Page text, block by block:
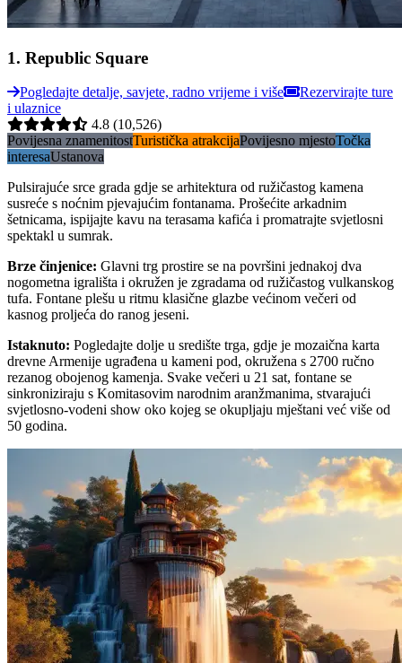
1. Republic Square
Pogledajte detalje, savjete, radno vrijeme i više
Rezervirajte ture
i ulaznice
4.8 (10,526)
Povijesna znamenitostTuristička atrakcijaPovijesno mjestoTočka
interesaUstanova
Pulsirajuće srce grada gdje se arhitektura od ružičastog kamena
susreće s noćnim pjevajućim fontanama. Prošećite arkadnim
šetnicama, ispijajte kavu na terasama kafića i promatrajte svjetlosni
spektakl u sumrak.
Brze činjenice: Glavni trg prostire se na površini jednakoj dva
nogometna igrališta i okružen je zgradama od ružičastog vulkanskog
tufa. Fontane plešu u ritmu klasične glazbe većinom večeri od
kasnog proljeća do ranog jeseni.
Istaknuto: Pogledajte dolje u središte trga, gdje je mozaična karta
drevne Armenije ugrađena u kameni pod, okružena s 2700 ručno
rezanog obojenog kamenja. Svake večeri u 21 sat, fontane se
sinkroniziraju s Komitasovim narodnim aranžmanima, stvarajući
svjetlosno-vodeni show oko kojeg se okupljaju mještani već više od
50 godina.